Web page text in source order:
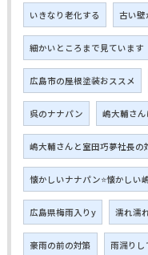
いきなり老化する 古い壁
細かいところまで見ています
広島市の屋根塗装おススメ
呉のナナパン 嶋大輔さ
嶋大輔さんと室田巧夢社長の
懐かしいナナパン⭐懐かしい
広島県梅雨入りy 濡れ濡れ
豪雨の前の対策 雨漏りし